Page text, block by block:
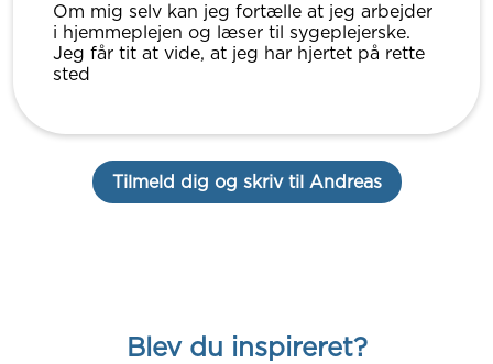
Om mig selv kan jeg fortælle at jeg arbejder
i hjemmeplejen og læser til sygeplejerske.
Jeg får tit at vide, at jeg har hjertet på rette
sted
Tilmeld dig og skriv til Andreas
Blev du inspireret?